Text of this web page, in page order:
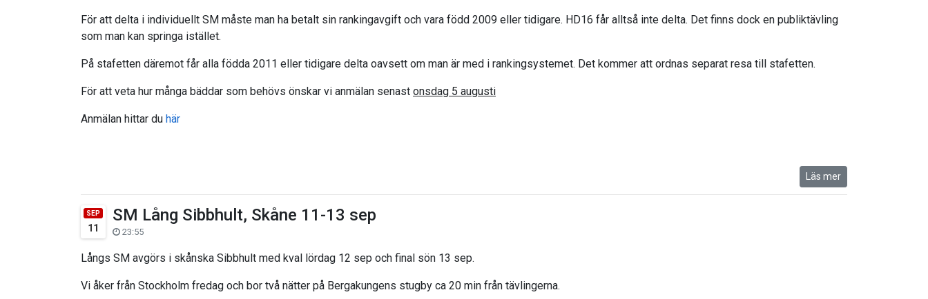
För att delta i individuellt SM måste man ha betalt sin rankingavgift och vara född 2009 eller tidigare. HD16 får alltså inte delta. Det finns dock en publiktävling
som man kan springa istället.
På stafetten däremot får alla födda 2011 eller tidigare delta oavsett om man är med i rankingsystemet. Det kommer att ordnas separat resa till stafetten.
För att veta hur många bäddar som behövs önskar vi anmälan senast onsdag 5 augusti
Anmälan hittar du här
Läs mer
SEP
11
SM Lång Sibbhult, Skåne 11-13 sep
23:55
Långs SM avgörs i skånska Sibbhult med kval lördag 12 sep och final sön 13 sep.
Vi åker från Stockholm fredag och bor två nätter på Bergakungens stugby ca 20 min från tävlingerna.